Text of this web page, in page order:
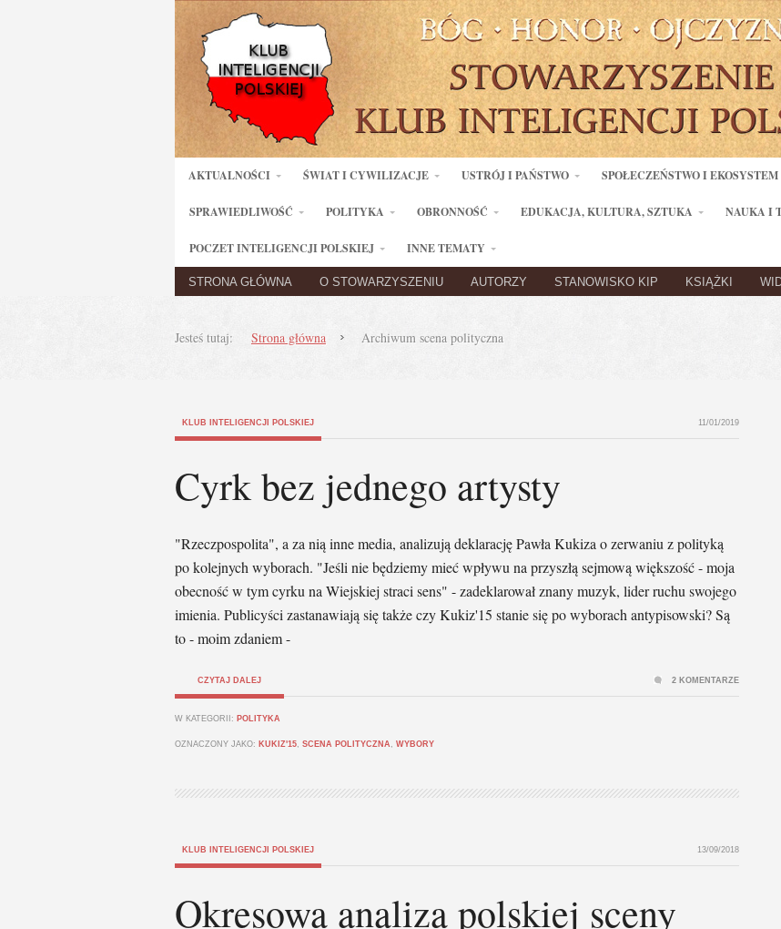
AKTUALNOŚCI ŚWIAT I CYWILIZACJE USTRÓJ I PAŃSTWO SPOŁECZEŃSTWO I EKOSYSTEM
SPRAWIEDLIWOŚĆ POLITYKA OBRONNOŚĆ EDUKACJA, KULTURA, SZTUKA NAUKA I
POCZET INTELIGENCJI POLSKIEJ INNE TEMATY
STRONA GŁÓWNA O STOWARZYSZENIU AUTORZY STANOWISKO KIP KSIĄŻKI
Jesteś tutaj: Strona główna Archiwum scena polityczna
KLUB INTELIGENCJI POLSKIEJ 11/01/2019
Cyrk bez jednego artysty
"Rzeczpospolita", a za nią inne media, analizują deklarację Pawła Kukiza o zerwaniu z polityką
po kolejnych wyborach. "Jeśli nie będziemy mieć wpływu na przyszłą sejmową większość - moja
obecność w tym cyrku na Wiejskiej straci sens" - zadeklarował znany muzyk, lider ruchu swojego
imienia. Publicyści zastanawiają się także czy Kukiz'15 stanie się po wyborach antypisowski? Są
to - moim zdaniem -
CZYTAJ DALEJ
W KATEGORII: POLITYKA
OZNACZONY JAKO: KUKIZ'15, SCENA POLITYCZNA , WYBORY
2 KOMENTARZE
KLUB INTELIGENCJI POLSKIEJ 13/09/2018
Okresowa analiza polskiej sceny